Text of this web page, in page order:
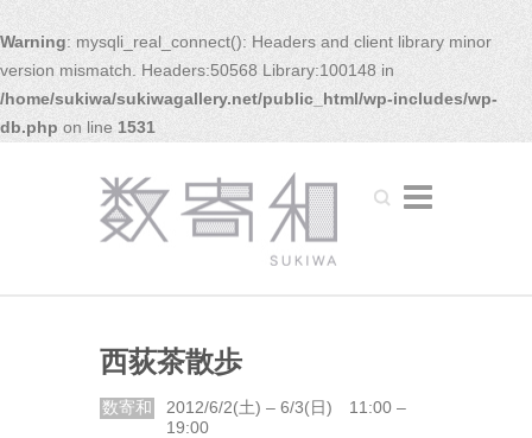
Warning: mysqli_real_connect(): Headers and client library minor
version mismatch. Headers:50568 Library:100148 in
/home/sukiwa/sukiwagallery.net/public_html/wp-includes/wp-
db.php on line 1531
Search
西荻茶散歩
数寄和
2012/6/2(土) – 6/3(日) 11:00 –
19:00